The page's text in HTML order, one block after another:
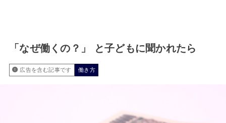
「なぜ働くの？」 と子どもに聞かれたら
広告を含む記事です 働き方